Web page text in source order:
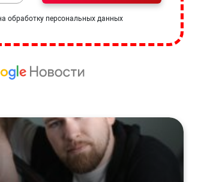
обработку персональных данных